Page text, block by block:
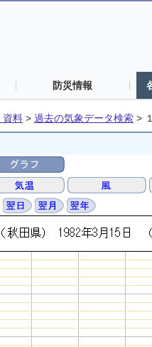
防災情報
資料 > 過去の気象データ検索 >